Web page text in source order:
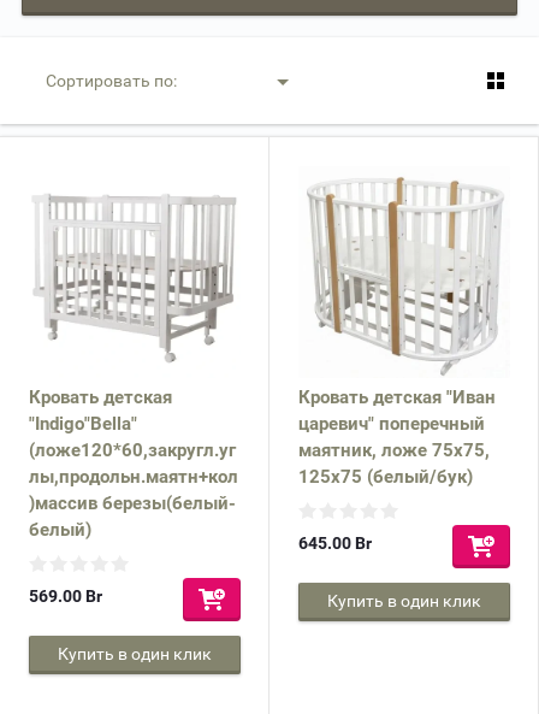
Сортировать по:
Кровать детская
"Indigo"Bella"
(ложе120*60,закругл.уг
лы,продольн.маятн+кол
)массив березы(белый-
белый)
569.00Br
Купить в один клик
Кровать детская "Иван
царевич" поперечный
маятник, ложе 75х75,
125х75 (белый/бук)
645.00Br
Купить в один клик